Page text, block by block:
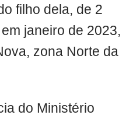
filho dela, de 2
janeiro de 2023,
zona Norte da
do Ministério